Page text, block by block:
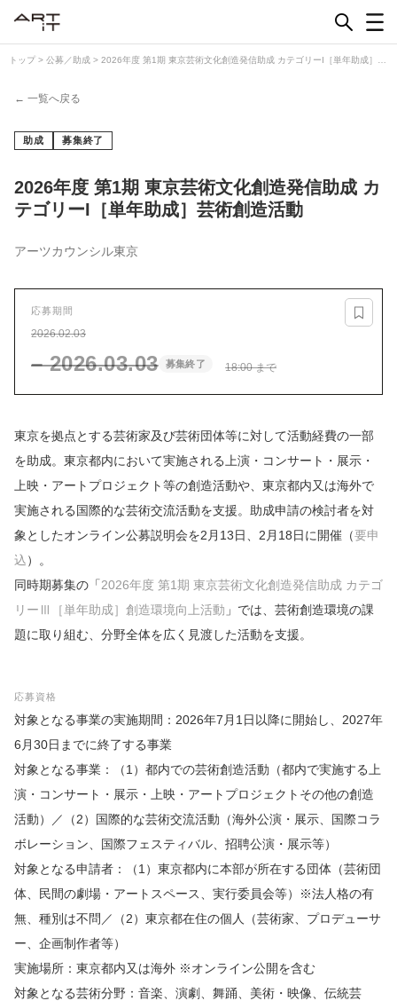
content
トップ > 公募／助成 > 2026年度 第1期 東京芸術文化創造発信助成 カテゴリーI［単年助成］芸
← 一覧へ戻る
助成 募集終了
2026年度 第1期 東京芸術文化創造発信助成 カ
テゴリーI［単年助成］芸術創造活動
アーツカウンシル東京
応募期間
2026.02.03
– 2026.03.03 募集終了 18:00 まで
東京を拠点とする芸術家及び芸術団体等に対して活動経費の一部
を助成。東京都内において実施される上演・コンサート・展示・
上映・アートプロジェクト等の創造活動や、東京都内又は海外で
実施される国際的な芸術交流活動を支援。助成申請の検討者を対
象としたオンライン公募説明会を2月13日、2月18日に開催（要申
込）。
同時期募集の「2026年度 第1期 東京芸術文化創造発信助成 カテゴ
リーⅢ［単年助成］創造環境向上活動 」では、芸術創造環境の課
題に取り組む、分野全体を広く見渡した活動を支援。
応募資格
対象となる事業の実施期間：2026年7月1日以降に開始し、2027年
6月30日までに終了する事業
対象となる事業：（1）都内での芸術創造活動（都内で実施する上
演・コンサート・展示・上映・アートプロジェクトその他の創造
活動）／（2）国際的な芸術交流活動（海外公演・展示、国際コラ
ボレーション、国際フェスティバル、招聘公演・展示等）
対象となる申請者：（1）東京都内に本部が所在する団体（芸術団
体、民間の劇場・アートスペース、実行委員会等）※法人格の有
無、種別は不問／（2）東京都在住の個人（芸術家、プロデューサ
ー、企画制作者等）
実施場所：東京都内又は海外 ※オンライン公開を含む
対象となる芸術分野：音楽、演劇、舞踊、美術・映像、伝統芸